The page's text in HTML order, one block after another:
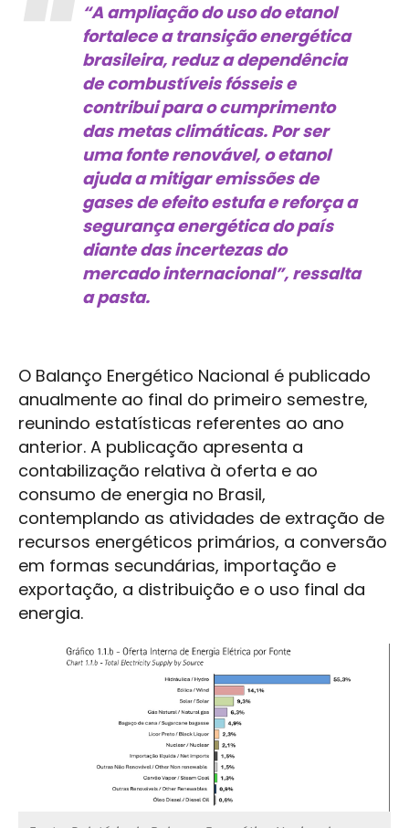
“A ampliação do uso do etanol
fortalece a transição energética
brasileira, reduz a dependência
de combustíveis fósseis e
contribui para o cumprimento
das metas climáticas. Por ser
uma fonte renovável, o etanol
ajuda a mitigar emissões de
gases de efeito estufa e reforça a
segurança energética do país
diante das incertezas do
mercado internacional”, ressalta
a pasta.
O Balanço Energético Nacional é publicado
anualmente ao final do primeiro semestre,
reunindo estatísticas referentes ao ano
anterior. A publicação apresenta a
contabilização relativa à oferta e ao
consumo de energia no Brasil,
contemplando as atividades de extração de
recursos energéticos primários, a conversão
em formas secundárias, importação e
exportação, a distribuição e o uso final da
energia.